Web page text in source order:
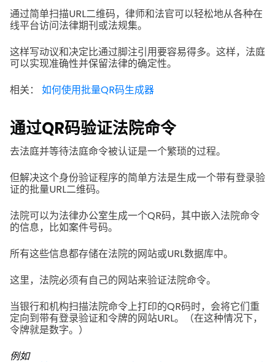
通过简单扫描URL二维码，律师和法官可以轻松地从各种在
线平台访问法律期刊或法规集。
这样写动议和决定比通过脚注引用要容易得多。这样，法庭
可以实现准确性并保留法律的确定性。
相关： 如何使用批量QR码生成器
通过QR码验证法院命令
去法庭并等待法庭命令被认证是一个繁琐的过程。
但解决这个身份验证程序的简单方法是生成一个带有登录验
证的批量URL二维码。
法院可以为法律办公室生成一个QR码，其中嵌入法院命令
的信息，比如案件号码。
所有这些信息都存储在法院的网站或URL数据库中。
这里，法院必须有自己的网站来验证法院命令。
当银行和机构扫描法院命令上打印的QR码时，会将它们重
定向到带有登录验证和令牌的网站URL。（在这种情况下，
令牌就是数字。）
例如